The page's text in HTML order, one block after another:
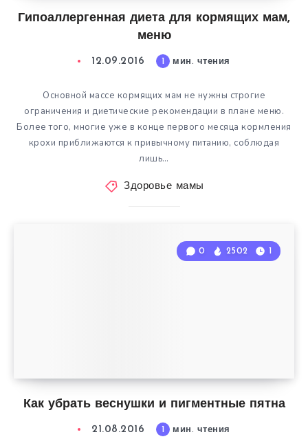
Гипоаллергенная диета для кормящих мам,
меню
12.09.2016 1 мин. чтения
Основной массе кормящих мам не нужны строгие
ограничения и диетические рекомендации в плане меню.
Более того, многие уже в конце первого месяца кормления
крохи приближаются к привычному питанию, соблюдая
лишь…
Здоровье мамы
Как убрать веснушки и пигментные пятна
0 2502 1
21.08.2016 1 мин. чтения